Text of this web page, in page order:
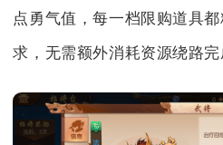
点勇气值，每一档限购道具
求，无需额外消耗资源绕路完